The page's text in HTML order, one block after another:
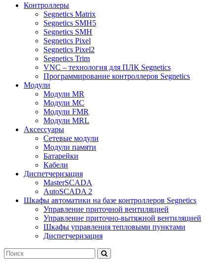
Контроллеры
Segnetics Matrix
Segnetics SMH5
Segnetics SMH
Segnetics Pixel
Segnetics Pixel2
Segnetics Trim
VNC – технология для ПЛК Segnetics
Программирование контроллеров Segnetics
Модули
Модули MR
Модули MC
Модули FMR
Модули MRL
Аксеcсуары
Сетевые модули
Модули памяти
Батарейки
Кабели
Диспетчеризация
MasterSCADA
AutoSCADA 2
Шкафы автоматики на базе контроллеров Segnetics
Управление приточной вентиляцией
Управление приточно-вытяжной вентиляцией
Шкафы управления тепловыми пунктами
Диспетчеризация